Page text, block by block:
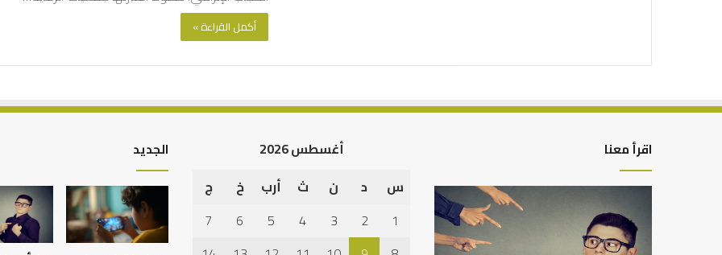
أكمل القراءة »
اقرأ معنا
من
أدبيات
تحمل
المسؤلية
التوازن
بين
عمل
الدنيا
كيف
تشكل
العبادات
شخصية
أغسطس 2026
س
د ن ث أرب خ
ج
1
2
3
4
5
6
7
الجديد